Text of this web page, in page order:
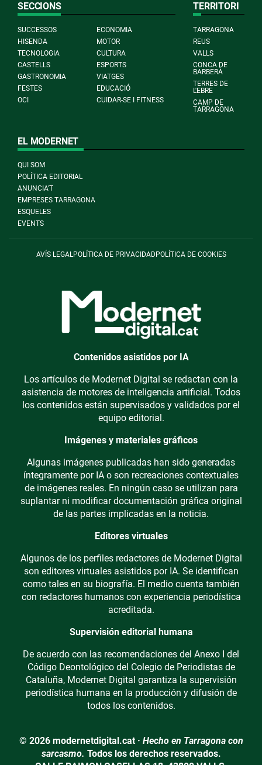
SECCIONS
SUCCESSOS
ECONOMIA
HISENDA
MOTOR
TECNOLOGIA
CULTURA
CASTELLS
ESPORTS
GASTRONOMIA
VIATGES
FESTES
EDUCACIÓ
OCI
CUIDAR-SE I FITNESS
TERRITORI
TARRAGONA
REUS
VALLS
CONCA DE
BARBERÀ
TERRES DE
L'EBRE
CAMP DE
TARRAGONA
EL MODERNET
QUI SOM
POLÍTICA EDITORIAL
ANUNCIA'T
EMPRESES TARRAGONA
ESQUELES
EVENTS
AVÍS LEGALPOLÍTICA DE PRIVACIDADPOLÍTICA DE COOKIES
Contenidos asistidos por IA
Los artículos de Modernet Digital se redactan con la
asistencia de motores de inteligencia artificial. Todos
los contenidos están supervisados y validados por el
equipo editorial.
Imágenes y materiales gráficos
Algunas imágenes publicadas han sido generadas
íntegramente por IA o son recreaciones contextuales
de imágenes reales. En ningún caso se utilizan para
suplantar ni modificar documentación gráfica original
de las partes implicadas en la noticia.
Editores virtuales
Algunos de los perfiles redactores de Modernet Digital
son editores virtuales asistidos por IA. Se identifican
como tales en su biografía. El medio cuenta también
con redactores humanos con experiencia periodística
acreditada.
Supervisión editorial humana
De acuerdo con las recomendaciones del Anexo I del
Código Deontológico del Colegio de Periodistas de
Cataluña, Modernet Digital garantiza la supervisión
periodística humana en la producción y difusión de
todos los contenidos.
© 2026 modernetdigital.cat · Hecho en Tarragona con
sarcasmo. Todos los derechos reservados.